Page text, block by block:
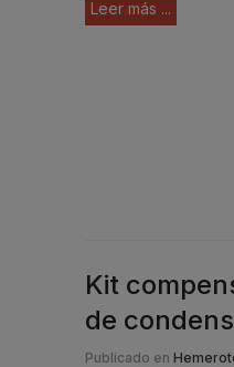
Leer más ...
Kit
de
Publicado en